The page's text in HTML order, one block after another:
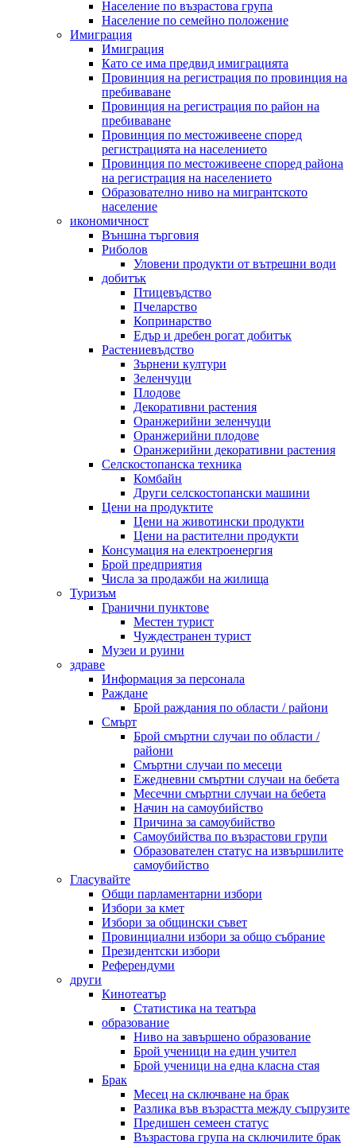
Население по възрастова група
Население по семейно положение
Имиграция
Имиграция
Като се има предвид имиграцията
Провинция на регистрация по провинция на
пребиваване
Провинция на регистрация по район на
пребиваване
Провинция по местоживеене според
регистрацията на населението
Провинция по местоживеене според района
на регистрация на населението
Образователно ниво на мигрантското
население
икономичност
Външна търговия
Риболов
Уловени продукти от вътрешни води
добитък
Птицевъдство
Пчеларство
Копринарство
Едър и дребен рогат добитък
Растениевъдство
Зърнени култури
Зеленчуци
Плодове
Декоративни растения
Оранжерийни зеленчуци
Оранжерийни плодове
Оранжерийни декоративни растения
Селскостопанска техника
Комбайн
Други селскостопански машини
Цени на продуктите
Цени на животински продукти
Цени на растителни продукти
Консумация на електроенергия
Брой предприятия
Числа за продажби на жилища
Туризъм
Гранични пунктове
Местен турист
Чуждестранен турист
Музеи и руини
здраве
Информация за персонала
Раждане
Брой раждания по области / райони
Смърт
Брой смъртни случаи по области /
райони
Смъртни случаи по месеци
Ежедневни смъртни случаи на бебета
Месечни смъртни случаи на бебета
Начин на самоубийство
Причина за самоубийство
Самоубийства по възрастови групи
Образователен статус на извършилите
самоубийство
Гласувайте
Общи парламентарни избори
Избори за кмет
Избори за общински съвет
Провинциални избори за общо събрание
Президентски избори
Референдуми
други
Кинотеатър
Статистика на театъра
образование
Ниво на завършено образование
Брой ученици на един учител
Брой ученици на една класна стая
Брак
Месец на сключване на брак
Разлика във възрастта между съпрузите
Предишен семеен статус
Възрастова група на сключилите брак